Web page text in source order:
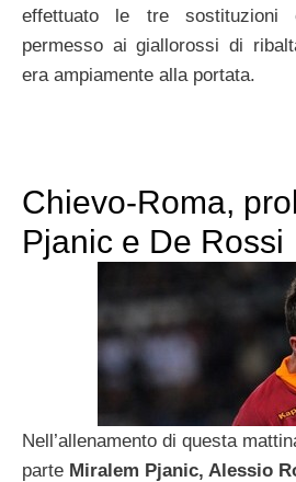
effettuato le tre sostituzioni
permesso ai giallorossi di
era ampiamente alla portata.
Chievo-Roma,
Pjanic e De Rossi
Nell’allenamento di questa
parte Miralem Pjanic, Alessio